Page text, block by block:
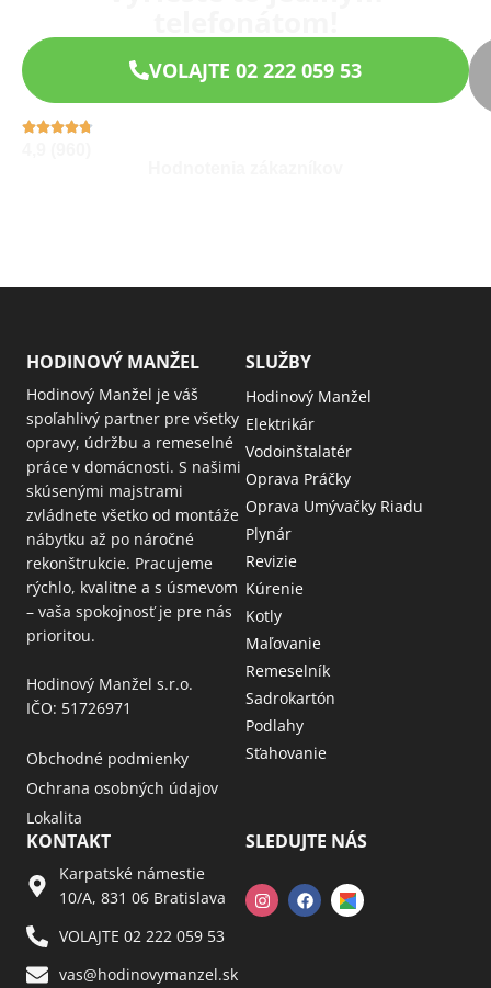
VOLAJTE 02 222 059 53
HODINOVÝ MANŽEL
Hodinový Manžel je váš
spoľahlivý partner pre všetky
opravy, údržbu a remeselné
práce v domácnosti. S našimi
skúsenými majstrami
zvládnete všetko od montáže
nábytku až po náročné
rekonštrukcie. Pracujeme
rýchlo, kvalitne a s úsmevom
– vaša spokojnosť je pre nás
prioritou.
Hodinový Manžel s.r.o.
IČO: 51726971
Obchodné podmienky
Ochrana osobných údajov
Lokalita
SLUŽBY
Hodinový Manžel
Elektrikár
Vodoinštalatér
Oprava Práčky
Oprava Umývačky Riadu
Plynár
Revizie
Kúrenie
Kotly
Maľovanie
Remeselník
Sadrokartón
Podlahy
Sťahovanie
KONTAKT
Karpatské námestie
10/A, 831 06 Bratislava
VOLAJTE 02 222 059 53​
vas@hodinovymanzel.sk​
SLEDUJTE NÁS